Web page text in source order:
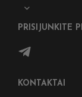
PRISIJUNKITE
KONTAKTAI